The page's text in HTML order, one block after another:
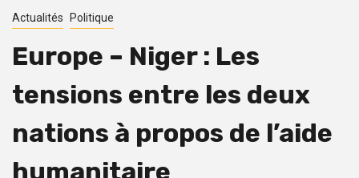
Actualités Politique
Europe – Niger : Les
tensions entre les deux
nations à propos de l’aide
humanitaire